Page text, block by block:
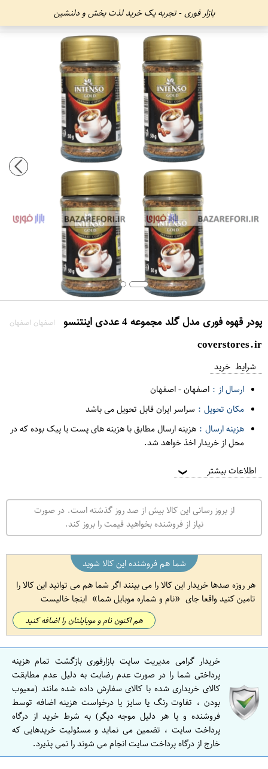
بازار فوری - تجربه یک خرید لذت بخش و دلنشین
پودر قهوه فوری مدل گلد مجموعه 4 عددی اینتنسو اصفهان اصفهان
coverstores.ir
شرایط خرید
ارسال از : اصفهان-اصفهان
مکان تحویل : سراسر ایران قابل تحویل می باشد
هزینه ارسال : هزینه ارسال مطابق با هزینه های پست یا پیک بوده که در
محل از خریدار اخذ خواهد شد.
اطلاعات بیشتر ❯
از بروز رسانی این کالا بیش از صد روز گذشته است. در صورت
نیاز از فروشنده بخواهید قیمت را بروز کند.
شما هم فروشنده این کالا شوید
هر روزه صدها خریدار این کالا را می بینند اگر شما هم می توانید این کالا را
تامین کنید واقعا جای
نام و شماره موبایل شما اینجا خالیست
هم اکنون نام و موبایلتان را اضافه کنید
خریدار گرامی مدیریت سایت بازارفوری بازگشت تمام هزینه
پرداختی شما را در صورت عدم رضایت به دلیل عدم مطابقت
کالای خریداری شده با کالای سفارش داده شده مانند (معیوب
بودن ، تفاوت رنگ یا سایز یا درخواست هزینه اضافه توسط
فروشنده و یا هر دلیل موجه دیگر) به شرط خرید از درگاه
پرداخت سایت ، تضمین می نماید و مسئولیت خریدهایی که
خارج از درگاه پرداخت سایت انجام می شوند را نمی پذیرد.